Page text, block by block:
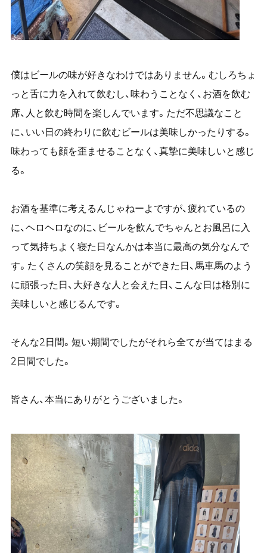
僕はビールの味が好きなわけではありません。むしろちょ
っと舌に力を入れて飲むし、味わうことなく、お酒を飲む
席、人と飲む時間を楽しんでいます。ただ不思議なこと
に、いい日の終わりに飲むビールは美味しかったりする。
味わっても顔を歪ませることなく、真摯に美味しいと感じ
る。
お酒を基準に考えるんじゃねーよですが、疲れているの
に、ヘロヘロなのに、ビールを飲んでちゃんとお風呂に入
って気持ちよく寝た日なんかは本当に最高の気分なんで
す。たくさんの笑顔を見ることができた日、馬車馬のよう
に頑張った日、大好きな人と会えた日、こんな日は格別に
美味しいと感じるんです。
そんな2日間。短い期間でしたがそれら全てが当てはまる
2日間でした。
皆さん、本当にありがとうございました。